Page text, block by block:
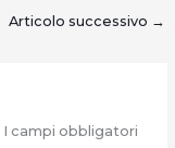
Articolo successivo →
I campi obbligatori